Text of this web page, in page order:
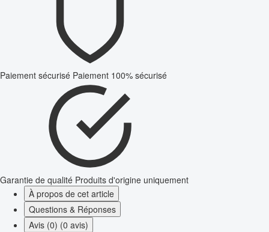
Paiement sécurisé Paiement 100% sécurisé
Garantie de qualité Produits d'origine uniquement
À propos de cet article
Questions & Réponses
Avis (0) (0 avis)